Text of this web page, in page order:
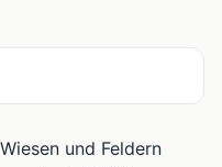
und Feldern